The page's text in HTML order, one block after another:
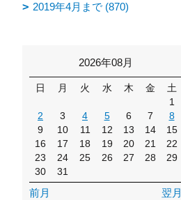
2019年4月まで (870)
2026年08月
日 月 火 水 木 金
土
1
2
3 4 5 6 7
8
9
10 11 12 13 14
15
16
17 18 19 20 21
22
23
24 25 26 27 28
29
30
31
前月 翌月